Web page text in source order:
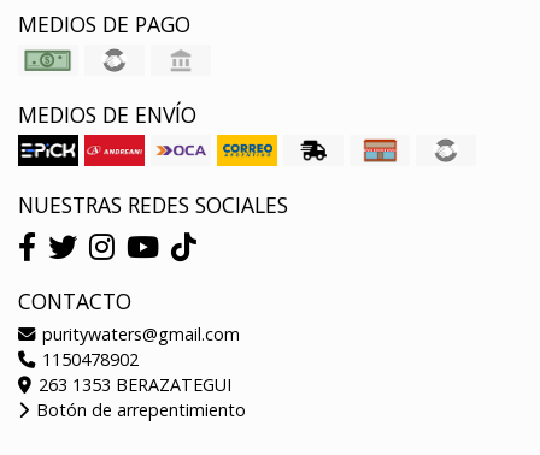
MEDIOS DE PAGO
MEDIOS DE ENVÍO
NUESTRAS REDES SOCIALES
CONTACTO
puritywaters@gmail.com
1150478902
263 1353 BERAZATEGUI
Botón de arrepentimiento